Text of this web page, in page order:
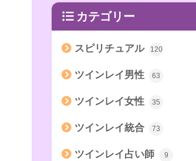
カテゴリー
スピリチュアル 120
ツインレイ男性 63
ツインレイ女性 35
ツインレイ統合 73
ツインレイ占い師 9